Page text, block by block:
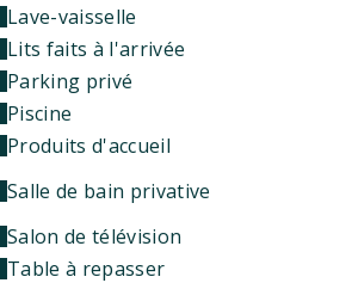
Lave-vaisselle
Lits faits à l'arrivée
Parking privé
Piscine
Produits d'accueil
Salle de bain privative
Salon de télévision
Table à repasser